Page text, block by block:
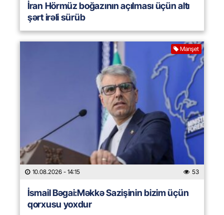
İran Hörmüz boğazının açılması üçün altı
şərt irəli sürüb
Manşet
10.08.2026 - 14:15 53
İsmail Bəgai:Məkkə Sazişinin bizim üçün
qorxusu yoxdur